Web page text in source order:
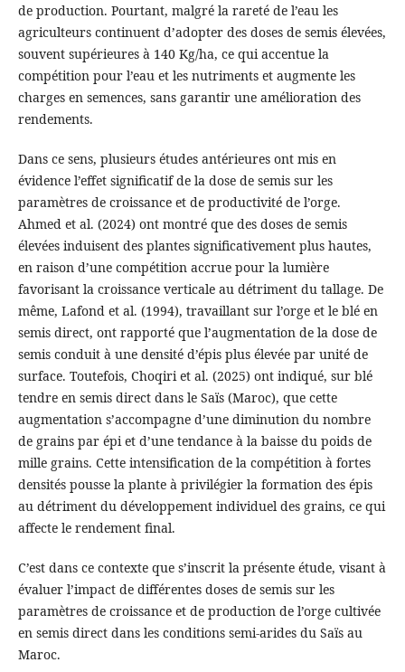
de production. Pourtant, malgré la rareté de l’eau les
agriculteurs continuent d’adopter des doses de semis élevées,
souvent supérieures à 140 Kg/ha, ce qui accentue la
compétition pour l’eau et les nutriments et augmente les
charges en semences, sans garantir une amélioration des
rendements.
Dans ce sens, plusieurs études antérieures ont mis en
évidence l’effet significatif de la dose de semis sur les
paramètres de croissance et de productivité de l’orge.
Ahmed et al. (2024) ont montré que des doses de semis
élevées induisent des plantes significativement plus hautes,
en raison d’une compétition accrue pour la lumière
favorisant la croissance verticale au détriment du tallage. De
même, Lafond et al. (1994), travaillant sur l’orge et le blé en
semis direct, ont rapporté que l’augmentation de la dose de
semis conduit à une densité d’épis plus élevée par unité de
surface. Toutefois, Choqiri et al. (2025) ont indiqué, sur blé
tendre en semis direct dans le Saïs (Maroc), que cette
augmentation s’accompagne d’une diminution du nombre
de grains par épi et d’une tendance à la baisse du poids de
mille grains. Cette intensification de la compétition à fortes
densités pousse la plante à privilégier la formation des épis
au détriment du développement individuel des grains, ce qui
affecte le rendement final.
C’est dans ce contexte que s’inscrit la présente étude, visant à
évaluer l’impact de différentes doses de semis sur les
paramètres de croissance et de production de l’orge cultivée
en semis direct dans les conditions semi-arides du Saïs au
Maroc.